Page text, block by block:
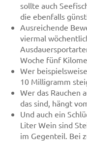
sollte auch
die ebenfalls
Ausreichende
viermal
Woche fünf
Wer
10 Milligramm
Wer das Rauchen
das sind, hängt
Und auch ein
Liter Wein sind
im Gegenteil. Bei